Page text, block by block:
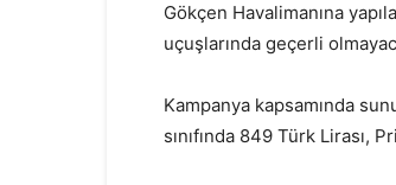
Gökçen Havalimanına
uçuşlarında geçerli
Kampanya kapsamında
sınıfında 849 Türk Lirası,